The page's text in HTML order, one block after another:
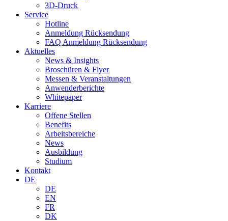
3D-Druck
Service
Hotline
Anmeldung Rücksendung
FAQ Anmeldung Rücksendung
Aktuelles
News & Insights
Broschüren & Flyer
Messen & Veranstaltungen
Anwenderberichte
Whitepaper
Karriere
Offene Stellen
Benefits
Arbeitsbereiche
News
Ausbildung
Studium
Kontakt
DE
DE
EN
FR
DK